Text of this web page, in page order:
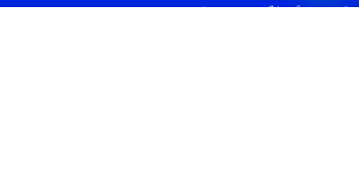
بهترین آموزشگاه موسیقی تهران